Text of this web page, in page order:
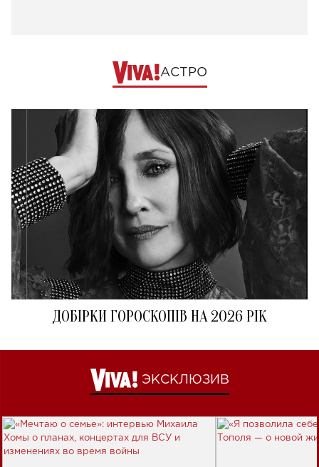
АСТРО
ДОБІРКИ ГОРОСКОПІВ НА 2026 РІК
ЭКСКЛЮЗИВ